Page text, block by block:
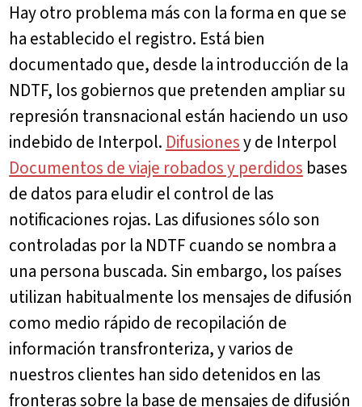
Hay otro problema más con la forma en que se
ha establecido el registro. Está bien
documentado que, desde la introducción de la
NDTF, los gobiernos que pretenden ampliar su
represión transnacional están haciendo un uso
indebido de Interpol. Difusionesy de Interpol
Documentos de viaje robados y perdidos bases
de datos para eludir el control de las
notificaciones rojas. Las difusiones sólo son
controladas por la NDTF cuando se nombra a
una persona buscada. Sin embargo, los países
utilizan habitualmente los mensajes de difusión
como medio rápido de recopilación de
información transfronteriza, y varios de
nuestros clientes han sido detenidos en las
fronteras sobre la base de mensajes de difusión